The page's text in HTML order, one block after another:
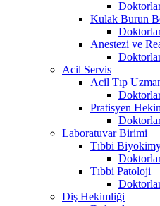
Kulak Burun
Anestezi ve
Acil Servis
Acil Tıp
Pratisyen
Laboratuvar Birimi
Tıbbi
Tıbbi Patoloji
Diş Hekimliği